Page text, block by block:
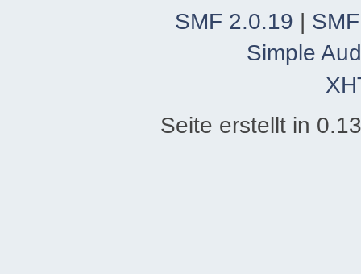
SMF 2.0.19 |
Simple
Seite erstellt in